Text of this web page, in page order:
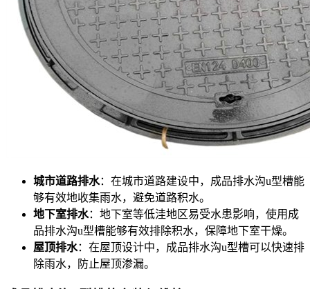
城市道路排水：在城市道路建设中，成品排水沟u型槽能
够有效地收集雨水，避免道路积水。
地下室排水：地下室等低洼地区易受水患影响，使用成
品排水沟u型槽能够有效排除积水，保障地下室干燥。
屋顶排水：在屋顶设计中，成品排水沟u型槽可以快速排
除雨水，防止屋顶渗漏。